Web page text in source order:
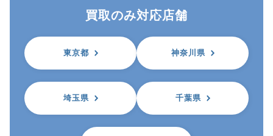
買取のみ対応店舗
東京都 神奈川県
埼玉県 千葉県